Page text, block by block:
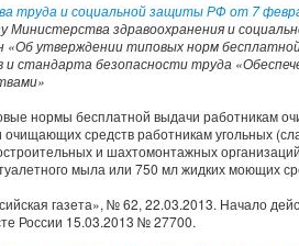
труда и социальной защиты РФ от 7
Министерства здравоохранения и
«Об утверждении типовых норм
и стандарта безопасности труда
нормы бесплатной выдачи работникам
средств работникам угольных
и шахтомонтажных
мыла или 750 мл жидких моющих
газета», № 62, 22.03.2013. Начало
России 15.03.2013 № 27700.